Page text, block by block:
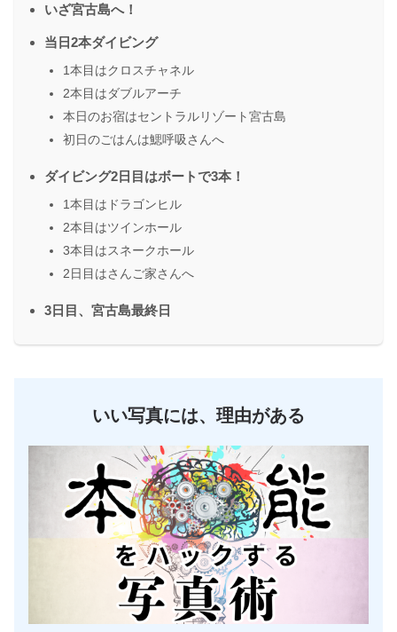
いざ宮古島へ！
当日2本ダイビング
1本目はクロスチャネル
2本目はダブルアーチ
本日のお宿はセントラルリゾート宮古島
初日のごはんは鰓呼吸さんへ
ダイビング2日目はボートで3本！
1本目はドラゴンヒル
2本目はツインホール
3本目はスネークホール
2日目はさんご家さんへ
3日目、宮古島最終日
いい写真には、理由がある